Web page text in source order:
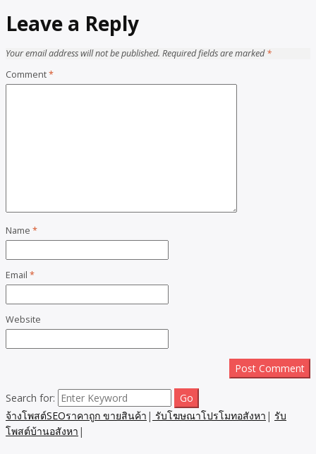
Leave a Reply
Your email address will not be published. Required fields are marked*
Comment*
Name *
Email *
Website
Search for:
จ้างโพสต์SEOราคาถูก ขายสินค้า | รับโฆษณาโปรโมทอสังหา | รับ
โพสต์บ้านอสังหา |